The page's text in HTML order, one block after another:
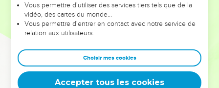
et les saisons difficiles qu'ils ont traversés, alors même que ce
sont elles qui les ont façonnés.
Dans cette conférence, leaders, entrepreneurs, et responsables
clés pour avancer avec plus de sagesse afin que leurs erreurs
deviennent vos tremplins. Que vous guidiez un ministère, une
équipe, un groupe ou une famille, leur expérience est faite
Vous permettre d'utiliser des services tiers tels que de la
vidéo, des cartes du monde…
Vous permettre d'entrer en contact avec notre service de
relation aux utilisateurs.
Choisir mes cookies
Accepter tous les cookies